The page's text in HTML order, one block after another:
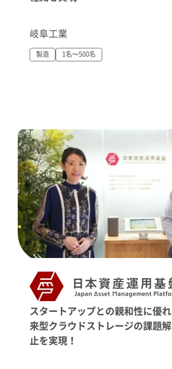
岐阜工業
製造 1名〜500名
スタートアップとの親和性に優
来型クラウドストレージの課題
止を実現！